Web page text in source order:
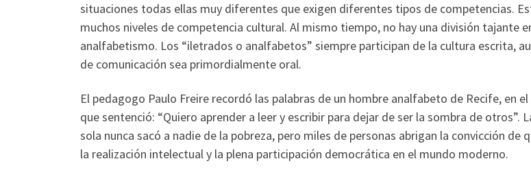
situaciones todas ellas muy diferentes que exigen diferentes tipos de competencias.
muchos niveles de competencia cultural. Al mismo tiempo, no hay una división tajante
analfabetismo. Los “iletrados o analfabetos” siempre participan de la cultura escrita,
de comunicación sea primordialmente oral.
El pedagogo Paulo Freire recordó las palabras de un hombre analfabeto de Recife, en
que sentenció: “Quiero aprender a leer y escribir para dejar de ser la sombra de otros”.
sola nunca sacó a nadie de la pobreza, pero miles de personas abrigan la convicción de
la realización intelectual y la plena participación democrática en el mundo moderno.